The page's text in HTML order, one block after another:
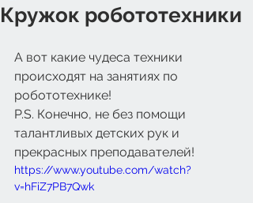
Кружок робототехники
А вот какие чудеса техники
происходят на занятиях по
робототехнике!
P.S. Конечно, не без помощи
талантливых детских рук и
прекрасных преподавателей!
https://www.youtube.com/watch?
v=hFiZ7PB7Qwk